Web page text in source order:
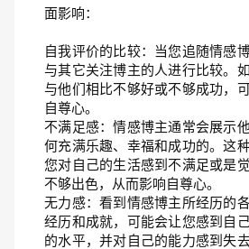
面影响：
自我评价的比较：当您追随情感
与其它关注博主的人进行比较。
与他们相比不够好或不够成功，
自尊心。
不满足感：情感博主通常会展示
何充满乐趣、幸福和成功的。这
您对自己的生活感到不满足或是
不够出色，从而影响自尊心。
无力感：看到情感博主所经历的
经历和成就，可能会让您感到自
的水平，并对自己的能力感到失